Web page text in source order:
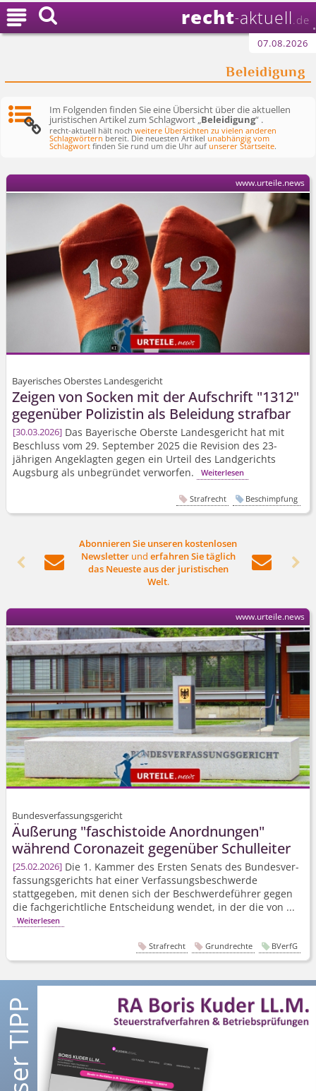
recht-aktuell .de
07.08.2026
Beleidigung

Im Folgenden finden Sie eine Übersicht über die aktuellen
juristischen Artikel zum Schlagwort „Beleidigung“ .
recht-aktuell hält nochweitere Übersichten zu vielen anderen
Schlagwörtern bereit. Die neuesten Artikelunabhängig vom
Schlagwort finden Sie rund um die Uhr aufunserer Startseite.
Bayerisches Oberstes Landesgericht
Zeigen von Socken mit der Aufschrift "1312"
gegenüber Polizistin als Beleidung strafbar
30.03.2026 Das Bayerische Oberste Landesgericht hat mit
Beschluss vom 29. September 2025 die Revision des 23-
jährigen Angeklagten gegen ein Urteil des Landgerichts
Augsburg als unbegründet verworfen.
Weiterlesen
www.urteile.news
Strafrecht Beschimpfung
 
Abonnieren Sie unseren kostenlosen
Newsletterund erfahren Sie täglich
das Neueste aus der juristischen
Welt.
 
Bundesverfassungsgericht
Äußerung "faschistoide Anordnungen"
während Coronazeit gegenüber Schulleiter
25.02.2026 Die 1. Kammer des Ersten Senats des Bundesver­
fassungsgerichts hat einer Verfassungs­beschwerde
stattgegeben, mit denen sich der Beschwerdeführer gegen
die fachgerichtliche Entscheidung wendet, in der die von ...
Weiterlesen
www.urteile.news
Strafrecht Grundrechte BVerfG